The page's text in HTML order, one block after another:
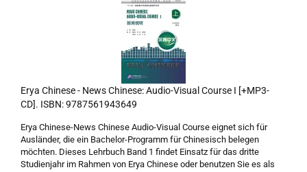
Erya Chinese - News Chinese: Audio-Visual Course I [+MP3-
CD]. ISBN: 9787561943649
Erya Chinese-News Chinese Audio-Visual Course eignet sich für
Ausländer, die ein Bachelor-Programm für Chinesisch belegen
möchten. Dieses Lehrbuch Band 1 findet Einsatz für das dritte
Studienjahr im Rahmen von Erya Chinese oder benutzen Sie es als